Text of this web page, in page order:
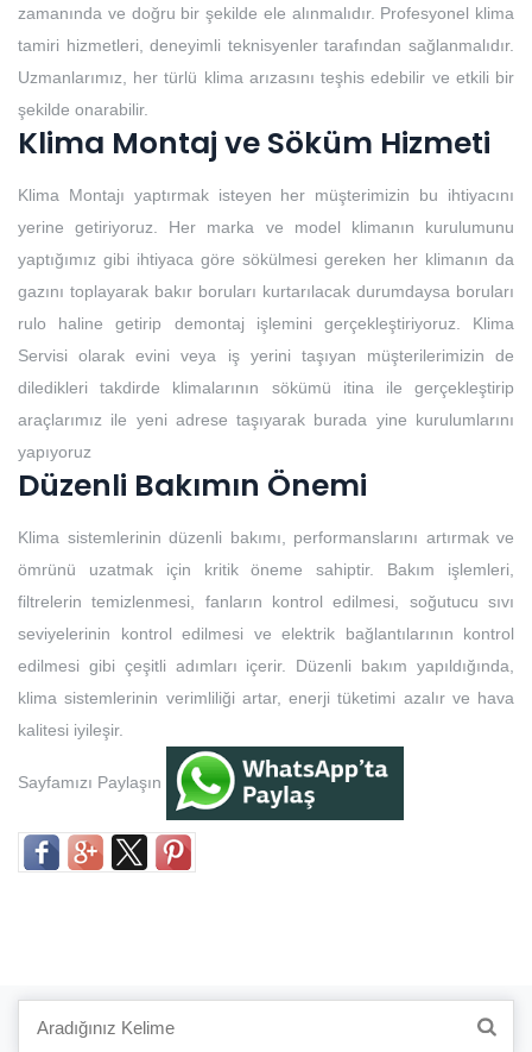
zamanında ve doğru bir şekilde ele alınmalıdır. Profesyonel klima
tamiri hizmetleri, deneyimli teknisyenler tarafından sağlanmalıdır.
Uzmanlarımız, her türlü klima arızasını teşhis edebilir ve etkili bir
şekilde onarabilir.
Klima Montaj ve Söküm Hizmeti
Klima Montajı yaptırmak isteyen her müşterimizin bu ihtiyacını
yerine getiriyoruz. Her marka ve model klimanın kurulumunu
yaptığımız gibi ihtiyaca göre sökülmesi gereken her klimanın da
gazını toplayarak bakır boruları kurtarılacak durumdaysa boruları
rulo haline getirip demontaj işlemini gerçekleştiriyoruz. Klima
Servisi olarak evini veya iş yerini taşıyan müşterilerimizin de
diledikleri takdirde klimalarının sökümü itina ile gerçekleştirip
araçlarımız ile yeni adrese taşıyarak burada yine kurulumlarını
yapıyoruz
Düzenli Bakımın Önemi
Klima sistemlerinin düzenli bakımı, performanslarını artırmak ve
ömrünü uzatmak için kritik öneme sahiptir. Bakım işlemleri,
filtrelerin temizlenmesi, fanların kontrol edilmesi, soğutucu sıvı
seviyelerinin kontrol edilmesi ve elektrik bağlantılarının kontrol
edilmesi gibi çeşitli adımları içerir. Düzenli bakım yapıldığında,
klima sistemlerinin verimliliği artar, enerji tüketimi azalır ve hava
kalitesi iyileşir.
Sayfamızı Paylaşın